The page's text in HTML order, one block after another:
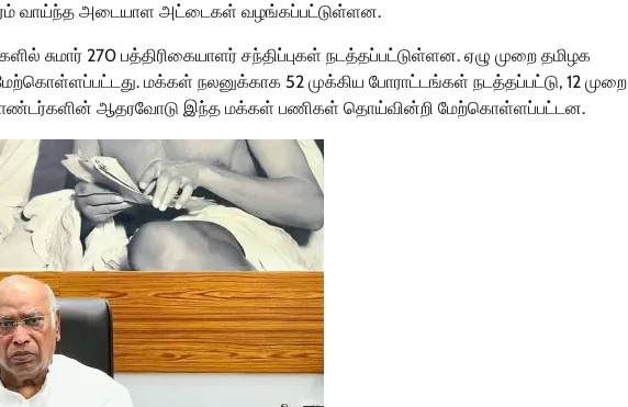
தரம் வாய்ந்த அடையாள அட்டைகள் வழங்கப்பட்டுள்ளன.
சுமார் 270 பத்திரிகையாளர் சந்திப்புகள் நடத்தப்பட்டுள்ளன. ஏழு முறை தமிழக
மக்கள் நலனுக்காக 52 முக்கிய போராட்டங்கள் நடத்தப்பட்டு, 12 முறை
ஆதரவோடு இந்த மக்கள் பணிகள் தொய்வின்றி மேற்கொள்ளப்பட்டன.